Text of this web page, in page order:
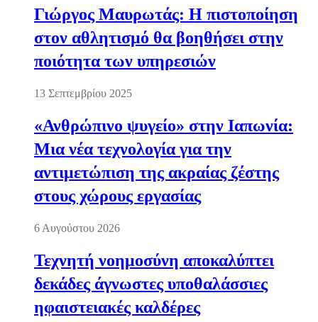
Γιώργος Μαυρωτάς: Η πιστοποίηση
στον αθλητισμό θα βοηθήσει στην
ποιότητα των υπηρεσιών
13 Σεπτεμβρίου 2025
«Ανθρώπινο ψυγείο» στην Ιαπωνία:
Μια νέα τεχνολογία για την
αντιμετώπιση της ακραίας ζέστης
στους χώρους εργασίας
6 Αυγούστου 2026
Τεχνητή νοημοσύνη αποκαλύπτει
δεκάδες άγνωστες υποθαλάσσιες
ηφαιστειακές καλδέρες